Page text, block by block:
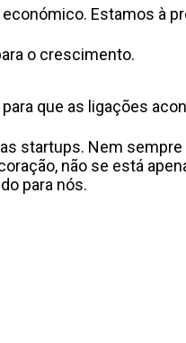
Estamos à
o crescimento.
que as ligações
startups. Nem
não se está
para nós.